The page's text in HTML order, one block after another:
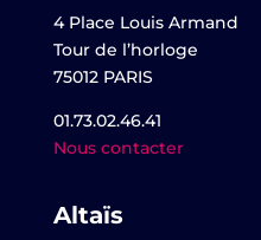
4 Place Louis Armand
Tour de l’horloge
75012 PARIS
01.73.02.46.41
Nous contacter
Altaïs